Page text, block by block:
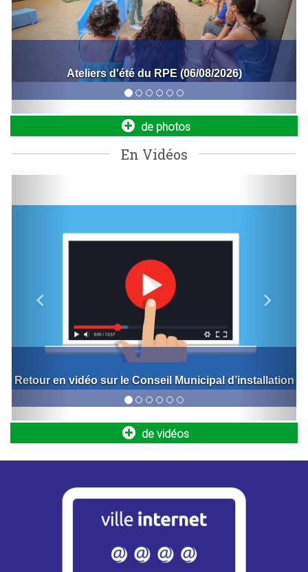
Entrepreneurs, commerçants : développez
votre activité !
Vous venez de vous installer à Bois d’Arcy ou vous
recherchez un local pour lancer ou agrandir votre
déplacements dès le 1er septembre !
La Ville met en place un nouveau service de transport dédié
aux seniors de 64 ans et plus, aux personnes à mobilité
Bornes de recharge pour véhicules
électriques
Engagée dans la transition écologique et le développement
Bal de la fête nationale (06/07/2026)
de photos
En Vidéos
marché
de vidéos